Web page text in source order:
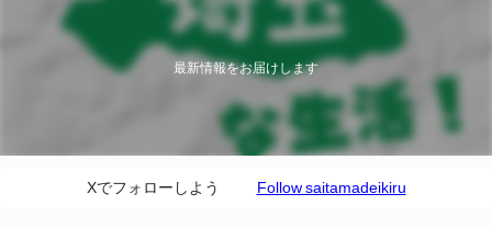
最新情報をお届けします
Xでフォローしよう Follow saitamadeikiru